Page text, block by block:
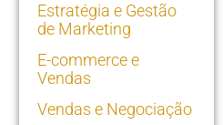
Estratégia e Gestão
de Marketing
E-commerce e
Vendas
Vendas e Negociação